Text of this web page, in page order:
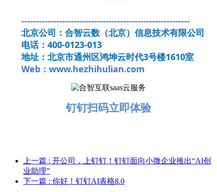
----------------------------------------------------------
北京公司：合智云数（北京）信息技术有限公司
电话：400-0123-013
地址：北京市通州区鸿坤云时代3号楼1610室
Web：www.hezhihulian.com
钉钉扫码立即体验
上一篇 : 开公司，上钉钉！钉钉面向小微企业推出“AI创
业助理”
下一篇 : 你好！钉钉AI表格8.0